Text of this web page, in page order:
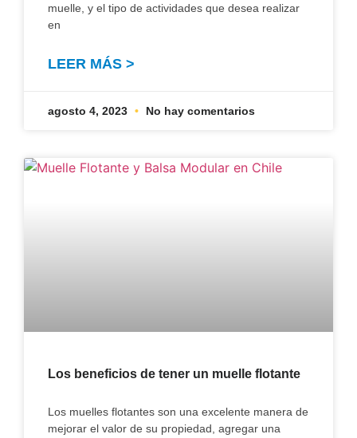
muelle, y el tipo de actividades que desea realizar
en
LEER MÁS >
agosto 4, 2023 No hay comentarios
Los beneficios de tener un muelle flotante
Los muelles flotantes son una excelente manera de
mejorar el valor de su propiedad, agregar una